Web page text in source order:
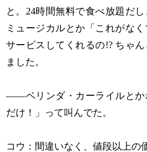
と。24時間無料で食べ放題だ
ミュージカルとか「これがな
サービスしてくれるの!? ちゃ
ました。
——ベリンダ・カーライルとか
だけ！」って叫んでた。
コウ：間違いなく、値段以上の